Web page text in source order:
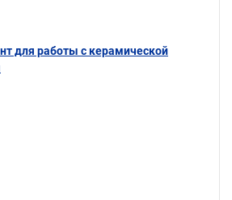
для работы с керамической